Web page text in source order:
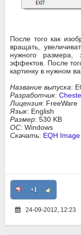
После того как
вращать,
нужного размера,
эффектов. После
картинку в нужном
Название выпуска:
Разработчик:
Лицензия: FreeWare
Язык: English
Размер: 530 KB
ОС: Windows
Скачать: EQH
+1
24-09-2012, 12:23